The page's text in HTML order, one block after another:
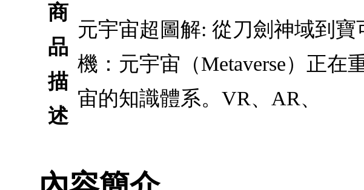
商
品
描
述
元宇宙超圖解: 從刀劍神域到
機：元宇宙（Metaverse）正在
宙的知識體系。VR、AR、